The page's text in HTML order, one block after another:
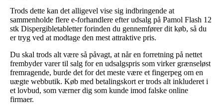
Trods dette kan det alligevel vise sig indbringende at
sammenholde flere e-forhandlere efter udsalg på Pamol Flash 12
stk Dispergibletabletter forinden du gennemfører dit køb, så du
er tryg ved at modtage den mest attraktive pris.
Du skal trods alt være så påvagt, at når en forretning på nettet
frembyder varer til salg for en udsalgspris som virker grænseløst
fremragende, burde det for det meste være et fingerpeg om en
uægte webbutik. Køb med betalingskort er trods alt inkluderet i
et lovbud, som værner dig som kunde imod falske online
firmaer.